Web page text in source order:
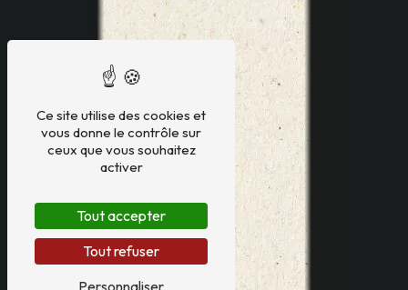
Ce site utilise des cookies et
vous donne le contrôle sur
ceux que vous souhaitez
activer
Tout accepter
Tout refuser
Personnaliser